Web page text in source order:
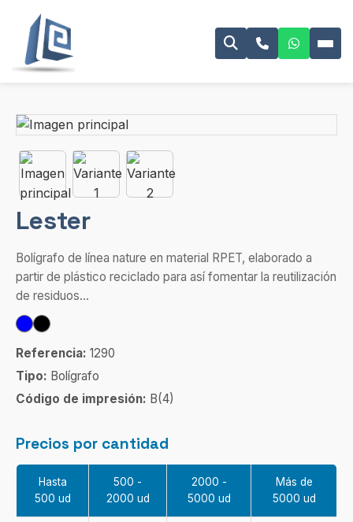
Lester
Bolígrafo de línea nature en material RPET, elaborado a
partir de plástico reciclado para así fomentar la reutilización
de residuos...
Referencia: 1290
Tipo: Bolígrafo
Código de impresión: B(4)
Precios por cantidad
Hasta
500 ud
500 -
2000 ud
2000 -
5000 ud
Más de
5000 ud